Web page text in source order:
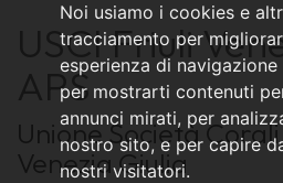
Noi usiamo i cookies e
tracciamento per
esperienza di
per mostrarti contenuti
annunci mirati, per
nostro sito, e per capire
nostri visitatori.
USCI Friuli
APS
Unione Società
Venezia Giulia